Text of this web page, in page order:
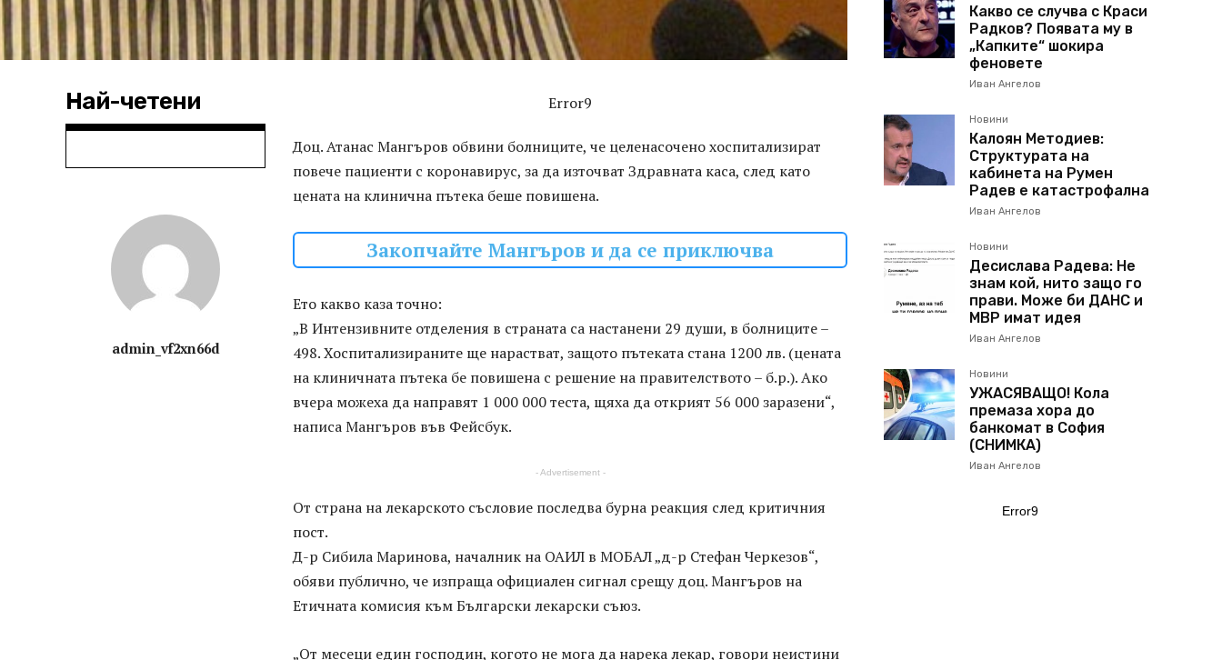
Най-четени
admin_vf2xn66d
Error9
Доц. Атанас Мангъров обвини болниците, че целенасочено хоспитализират
повече пациенти с коронавирус, за да източват Здравната каса, след като
цената на клинична пътека беше повишена.
Закопчайте Мангъров и да се приключва
Ето какво каза точно:
„В Интензивните отделения в страната са настанени 29 души, в болниците –
498. Хоспитализираните ще нарастват, защото пътеката стана 1200 лв. (цената
на клиничната пътека бе повишена с решение на правителството – б.р.). Ако
вчера можеха да направят 1 000 000 теста, щяха да открият 56 000 заразени“,
написа Мангъров във Фейсбук.
- Advertisement -
От страна на лекарското съсловие последва бурна реакция след критичния
пост.
Д-р Сибила Маринова, началник на ОАИЛ в МОБАЛ „д-р Стефан Черкезов“,
обяви публично, че изпраща официален сигнал срещу доц. Мангъров на
Етичната комисия към Български лекарски съюз.
„От месеци един господин, когото не мога да нарека лекар, говори неистини
Какво се случва с Краси
Радков? Появата му в
„Капките“ шокира
феновете
Иван Ангелов
Новини
Калоян Методиев:
Структурата на
кабинета на Румен
Радев е катастрофална
Иван Ангелов
Новини
Десислава Радева: Не
знам кой, нито защо го
прави. Може би ДАНС и
МВР имат идея
Иван Ангелов
Новини
УЖАСЯВАЩО! Кола
премаза хора до
банкомат в София
(СНИМКА)
Иван Ангелов
Error9